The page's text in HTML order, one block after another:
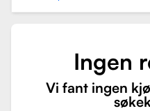
Ingen
Vi fant ingen